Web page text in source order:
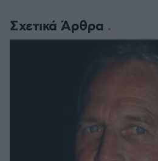
Σχετικά Άρθρα